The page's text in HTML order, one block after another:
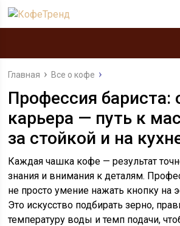
Главная Все о кофе
Профессия бариста:
карьера — путь к
за стойкой и на
Каждая чашка кофе — результат
знания и внимания к деталям.
не просто умение нажать кнопку на
Это искусство подбирать зерно,
температуру воды и темп подачи,